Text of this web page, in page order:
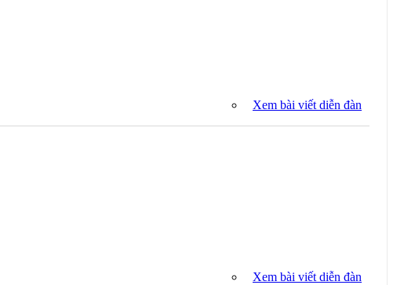
Xem bài viết diễn đàn
Xem bài viết diễn đàn